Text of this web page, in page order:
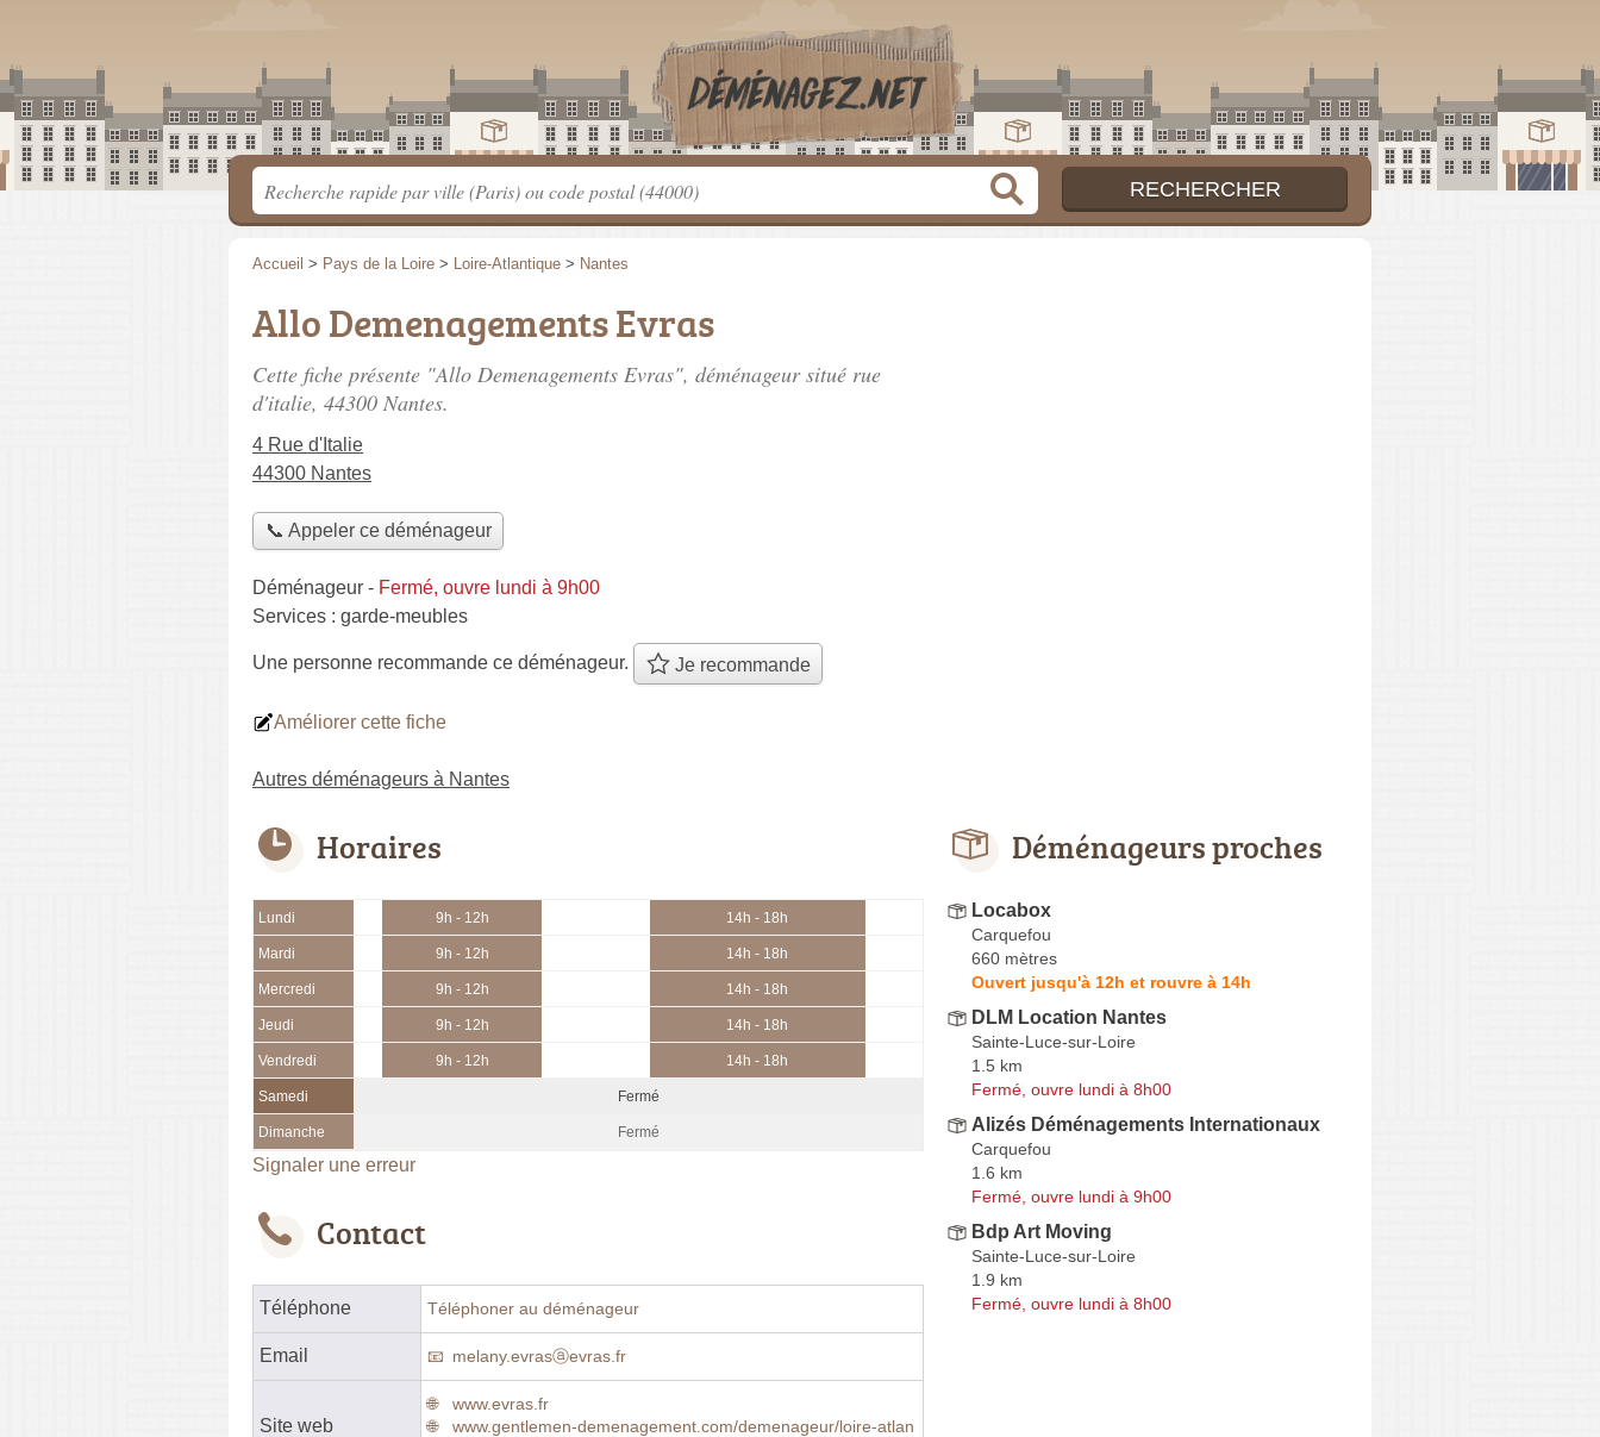
Accueil > Pays de la Loire > Loire-Atlantique > Nantes
Allo Demenagements Evras
Cette fiche présente "Allo Demenagements Evras", déménageur situé rue
d'italie, 44300 Nantes.
4 Rue d'Italie
44300 Nantes
📞 Appeler ce déménageur
Déménageur - Fermé, ouvre lundi à 9h00
Services : garde-meubles
Une personne recommande ce déménageur. Je recommande
Améliorer cette fiche
Autres déménageurs à Nantes
Horaires
Lundi 9h - 12h 14h - 18h
Mardi 9h - 12h 14h - 18h
Mercredi 9h - 12h 14h - 18h
Jeudi 9h - 12h 14h - 18h
Vendredi 9h - 12h 14h - 18h
Samedi Fermé
Dimanche Fermé
Signaler une erreur
Contact
Téléphone Téléphoner au déménageur
Email melany.evrasⓐevras.fr
Site web
www.evras.fr
www.gentlemen-demenagement.com/demenageur/loire-atlan
Déménageurs proches
Locabox
Carquefou
660 mètres
Ouvert jusqu'à 12h et rouvre à 14h
DLM Location Nantes
Sainte-Luce-sur-Loire
1.5 km
Fermé, ouvre lundi à 8h00
Alizés Déménagements Internationaux
Carquefou
1.6 km
Fermé, ouvre lundi à 9h00
Bdp Art Moving
Sainte-Luce-sur-Loire
1.9 km
Fermé, ouvre lundi à 8h00